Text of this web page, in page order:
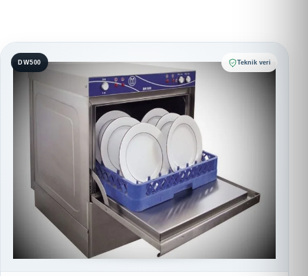
DW500 Teknik veri